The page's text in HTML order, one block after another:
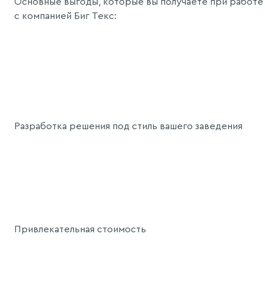
Основные выгоды, которые вы получаете при работе
с компанией Биг Текс:
Разработка решения под стиль вашего заведения
Привлекательная стоимость